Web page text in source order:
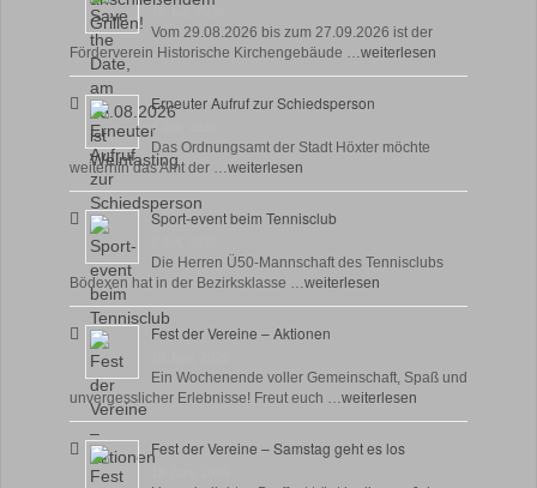
Vom 29.08.2026 bis zum 27.09.2026 ist der
Förderverein Historische Kirchengebäude …weiterlesen
Erneuter Aufruf zur Schiedsperson
8 Juli, 2026
Das Ordnungsamt der Stadt Höxter möchte
weiterhin das Amt der …weiterlesen
Sport-event beim Tennisclub
Die Herren Ü50-Mannschaft des Tennisclubs
Bödexen hat in der Bezirksklasse …weiterlesen
Fest der Vereine – Aktionen
Ein Wochenende voller Gemeinschaft, Spaß und
unvergesslicher Erlebnisse! Freut euch …weiterlesen
Fest der Vereine – Samstag geht es los